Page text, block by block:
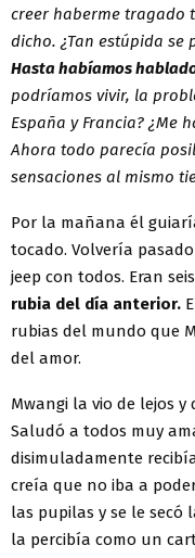
creer haberme tragado
dicho. ¿Tan estúpida se
Hasta habíamos
podríamos vivir, la
España y Francia? ¿Me
Ahora todo parecía
sensaciones al mismo
Por la mañana él
tocado. Volvería
jeep con todos. Eran
rubia del día anterior.
rubias del mundo que
del amor.
Mwangi la vio de lejos
Saludó a todos muy
disimuladamente
creía que no iba a
las pupilas y se le
la percibía como un